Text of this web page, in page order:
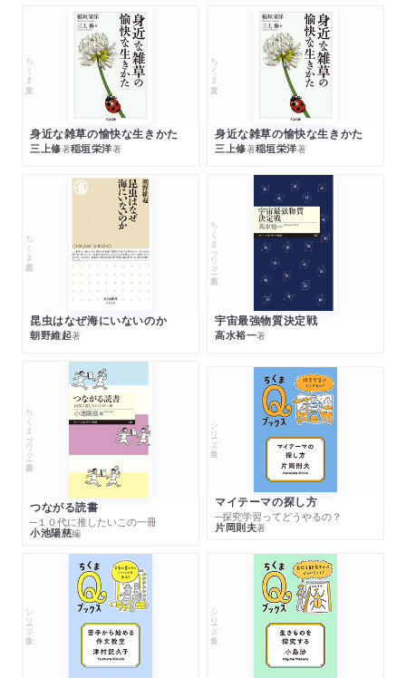
ちくま文庫
身近な雑草の愉快な生きかた
三上修著稲垣栄洋著
ちくま文庫
身近な雑草の愉快な生きかた
三上修著稲垣栄洋著
ちくま新書
昆虫はなぜ海にいないのか
朝野維起著
ちくまプリマー新書
宇宙最強物質決定戦
高水裕一著
ちくまプリマー新書
つながる読書
─１０代に推したいこの一冊
小池陽慈編
シリーズ・全集
マイテーマの探し方
─探究学習ってどうやるの？
片岡則夫著
シリーズ・全集 シリーズ・全集